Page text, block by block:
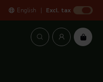
English Excl. tax